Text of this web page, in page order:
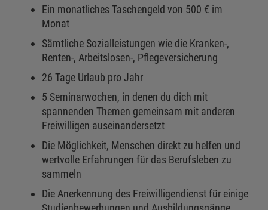
Ein monatliches Taschengeld von 500 € im
Monat
Sämtliche Sozialleistungen wie die Kranken-,
Renten-, Arbeitslosen-, Pflegeversicherung
26 Tage Urlaub pro Jahr
5 Seminarwochen, in denen du dich mit
spannenden Themen gemeinsam mit anderen
Freiwilligen auseinandersetzt
Die Möglichkeit, Menschen direkt zu helfen und
wertvolle Erfahrungen für das Berufsleben zu
sammeln
Die Anerkennung des Freiwilligendienst für einige